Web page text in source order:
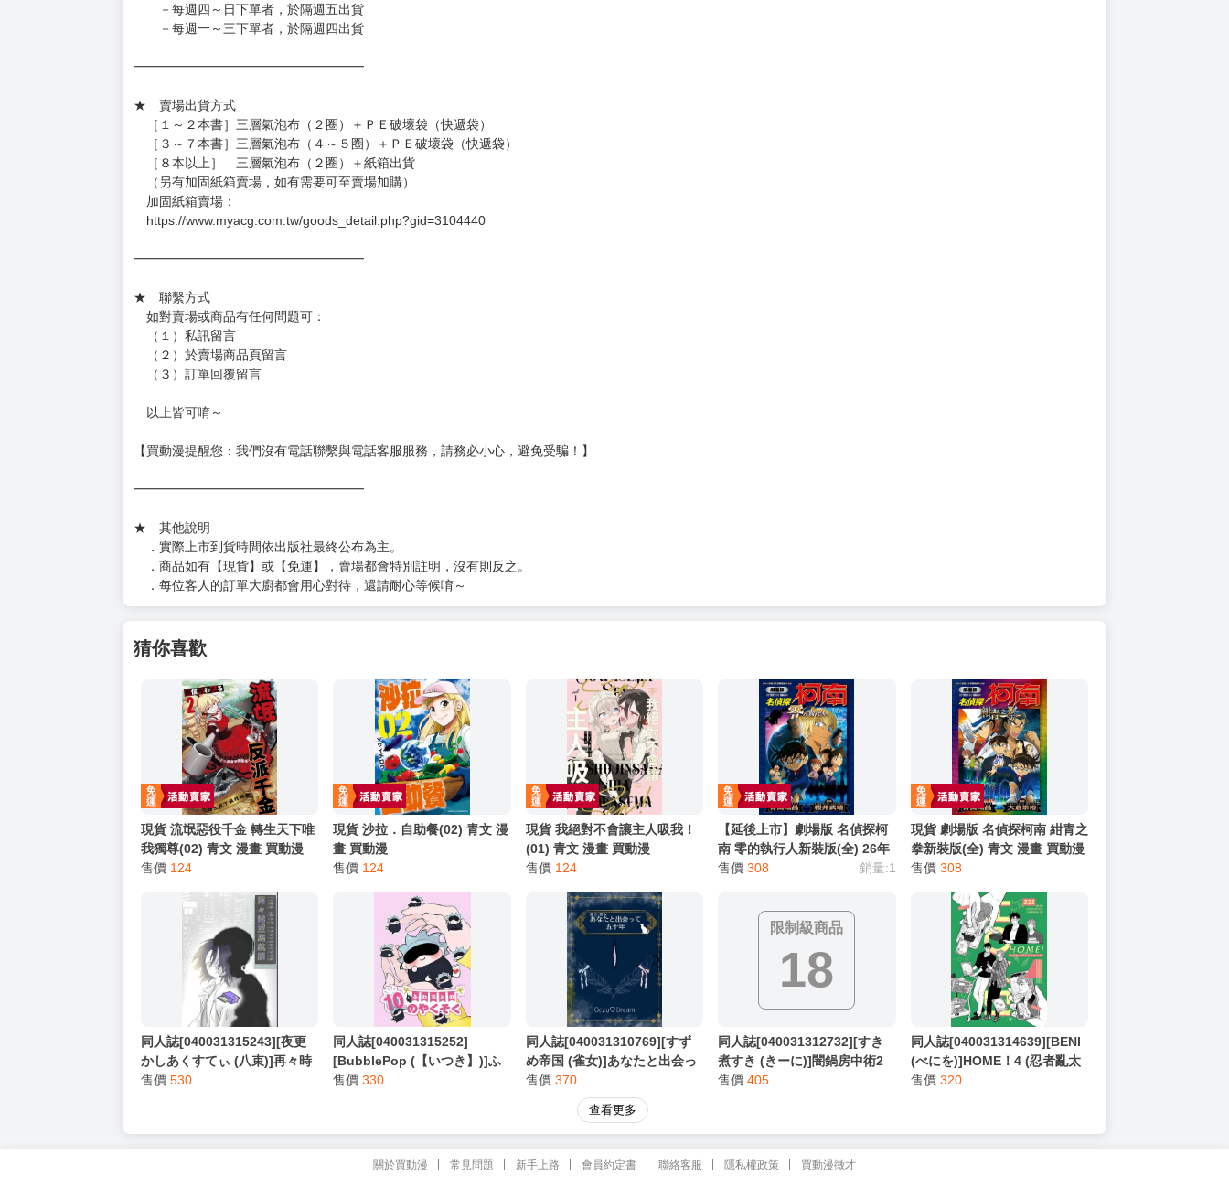
－每週四～日下單者，於隔週五出貨
－每週一～三下單者，於隔週四出貨
━━━━━━━━━━━━━━━━━━
★ 賣場出貨方式
［１～２本書］三層氣泡布（２圈）＋ＰＥ破壞袋（快遞袋）
［３～７本書］三層氣泡布（４～５圈）＋ＰＥ破壞袋（快遞袋）
［８本以上］ 三層氣泡布（２圈）＋紙箱出貨
（另有加固紙箱賣場，如有需要可至賣場加購）
加固紙箱賣場：
https://www.myacg.com.tw/goods_detail.php?gid=3104440
━━━━━━━━━━━━━━━━━━
★ 聯繫方式
如對賣場或商品有任何問題可：
（１）私訊留言
（２）於賣場商品頁留言
（３）訂單回覆留言
以上皆可唷～
【買動漫提醒您：我們沒有電話聯繫與電話客服服務，請務必小心，避免受騙！】
━━━━━━━━━━━━━━━━━━
★ 其他說明
．實際上市到貨時間依出版社最終公布為主。
．商品如有【現貨】或【免運】，賣場都會特別註明，沒有則反之。
．每位客人的訂單大廚都會用心對待，還請耐心等候唷～
猜你喜歡
現貨 流氓惡役千金 轉生天下唯
我獨尊(02) 青文 漫畫 買動漫
售價 124
現貨 沙拉．自助餐(02) 青文 漫
畫 買動漫
售價 124
現貨 我絕對不會讓主人吸我！
(01) 青文 漫畫 買動漫
售價 124
【延後上市】劇場版 名偵探柯
南 零的執行人新裝版(全) 26年
8月預購 青文 漫畫 買動漫
售價 308 銷量:1
現貨 劇場版 名偵探柯南 紺青之
拳新裝版(全) 青文 漫畫 買動漫
售價 308
同人誌[040031315243][夜更
かしあくすてぃ (八束)]再々時
空渡航録 (18TRIP)大黒可不可
售價 530
同人誌[040031315252]
[BubblePop (【いつき】)]ふ
わ五との10のやくそく (咒術迴
售價 330
同人誌[040031310769][すず
め帝国 (雀女)]あなたと出会っ
て五十年 (地關於地球的運動)
オクジー 女夢主
售價 370
限制級商品
18
同人誌[040031312732][すき
煮すき (きーに)]闇鍋房中術2
(忍者亂太郎)立花仙蔵 鉢屋三
售價 405
同人誌[040031314639][BENI
(べにを)]HOME！4 (忍者亂太
郎)雑渡昆奈門×善法寺伊作
售價 320
查看更多
關於買動漫 常見問題 新手上路 會員約定書 聯絡客服 隱私權政策 買動漫徵才